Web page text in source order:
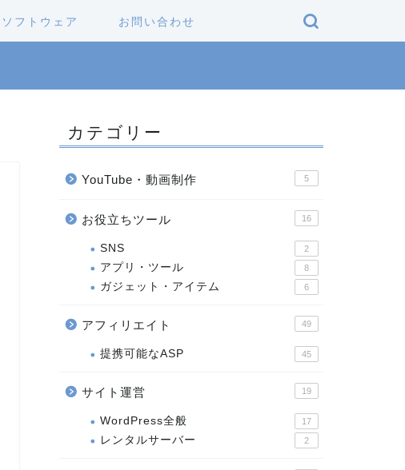
ソフトウェア お問い合わせ
カテゴリー
YouTube・動画制作 5
お役立ちツール 16
SNS 2
アプリ・ツール 8
ガジェット・アイテム 6
アフィリエイト 49
提携可能なASP 45
サイト運営 19
WordPress全般 17
レンタルサーバー 2